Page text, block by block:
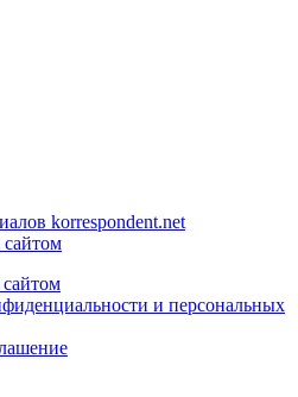
korrespondent.net
сайтом
и персональных